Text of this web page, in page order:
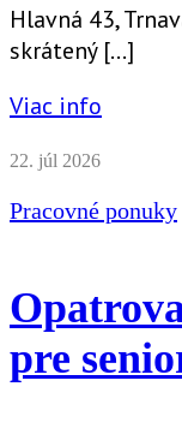
Hlavná 43,
skrátený […]
Viac info
22. júl 2026
Pracovné ponuky
pre